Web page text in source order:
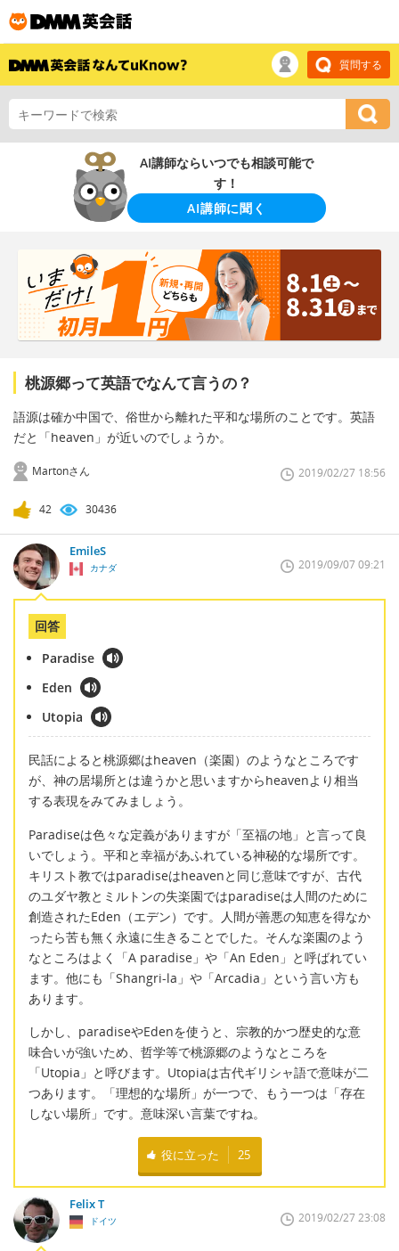
質問する
AI講師ならいつでも相談可能で
す！
AI講師に聞く
桃源郷って英語でなんて言うの？
語源は確か中国で、俗世から離れた平和な場所のことです。英語
だと「heaven」が近いのでしょうか。
Martonさん 2019/02/27 18:56
42 30436
EmileS
カナダ 2019/09/07 09:21
回答
Paradise
Eden
Utopia
民話によると桃源郷はheaven（楽園）のようなところです
が、神の居場所とは違うかと思いますからheavenより相当
する表現をみてみましょう。
Paradiseは色々な定義がありますが「至福の地」と言って良
いでしょう。平和と幸福があふれている神秘的な場所です。
キリスト教ではparadiseはheavenと同じ意味ですが、古代
のユダヤ教とミルトンの失楽園ではparadiseは人間のために
創造されたEden（エデン）です。人間が善悪の知恵を得なか
ったら苦も無く永遠に生きることでした。そんな楽園のよう
なところはよく「A paradise」や「An Eden」と呼ばれてい
ます。他にも「Shangri-la」や「Arcadia」という言い方も
あります。
しかし、paradiseやEdenを使うと、宗教的かつ歴史的な意
味合いが強いため、哲学等で桃源郷のようなところを
「Utopia」と呼びます。Utopiaは古代ギリシャ語で意味が二
つあります。「理想的な場所」が一つで、もう一つは「存在
しない場所」です。意味深い言葉ですね。
役に立った 25
Felix T
ドイツ 2019/02/27 23:08